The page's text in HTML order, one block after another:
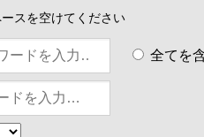
スを空けてください
全てを